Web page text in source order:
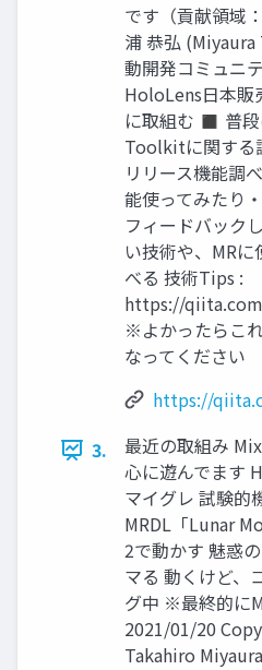
です（貢献領域
浦 恭弘
動開発コミュニ
HoloLens日本販
に取組む ◼ 普
Toolkitに関する
リリース機能調
能使ってみたり
フィードバック
い技術や、MR
べる 技術Tips :
https://
※よかったらこ
なってください
https://
3.
最近の取組み
心に遊んでます
マイグレ 試験的
MRDL「Lunar
2で動かす 魅惑
マる 動くけど、
グ中 ※最終的に
2021/01/20
Takahiro